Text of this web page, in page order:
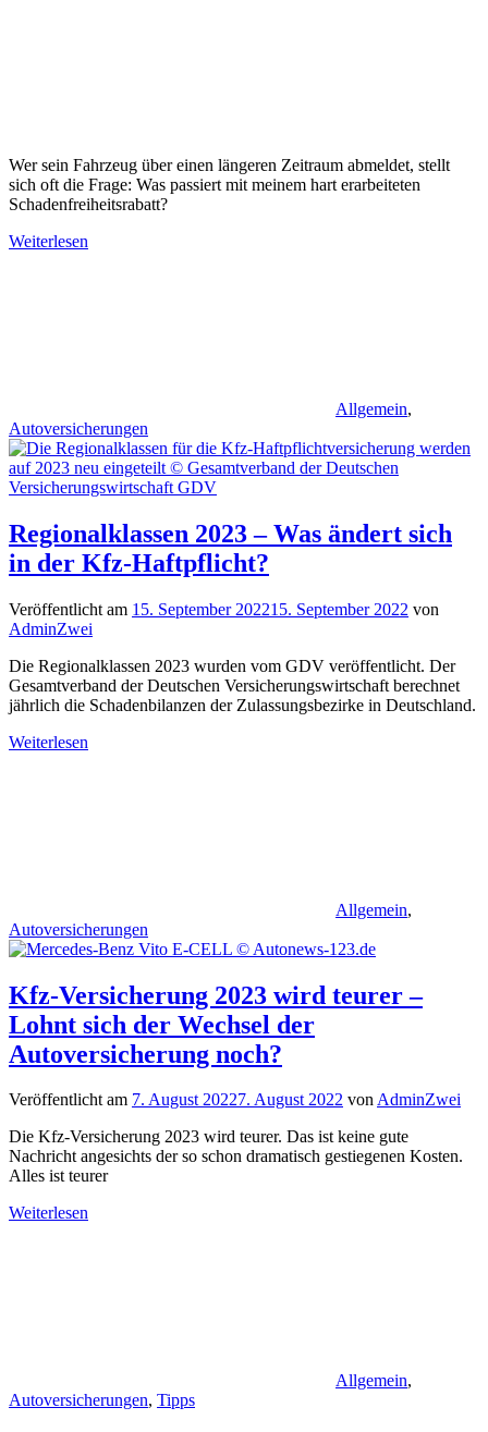
Wer sein Fahrzeug über einen längeren Zeitraum abmeldet, stellt
sich oft die Frage: Was passiert mit meinem hart erarbeiteten
Schadenfreiheitsrabatt?
Weiterlesen
Allgemein,
Autoversicherungen
Regionalklassen 2023 – Was ändert sich
in der Kfz-Haftpflicht?
Veröffentlicht am 15. September 202215. September 2022 von
AdminZwei
Die Regionalklassen 2023 wurden vom GDV veröffentlicht. Der
Gesamtverband der Deutschen Versicherungswirtschaft berechnet
jährlich die Schadenbilanzen der Zulassungsbezirke in Deutschland.
Weiterlesen
Allgemein,
Autoversicherungen
Kfz-Versicherung 2023 wird teurer –
Lohnt sich der Wechsel der
Autoversicherung noch?
Veröffentlicht am 7. August 20227. August 2022 vonAdminZwei
Die Kfz-Versicherung 2023 wird teurer. Das ist keine gute
Nachricht angesichts der so schon dramatisch gestiegenen Kosten.
Alles ist teurer
Weiterlesen
Allgemein,
Autoversicherungen, Tipps